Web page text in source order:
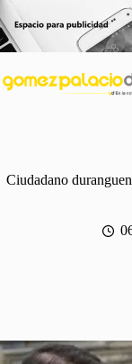
al
contenido
Ciudadano